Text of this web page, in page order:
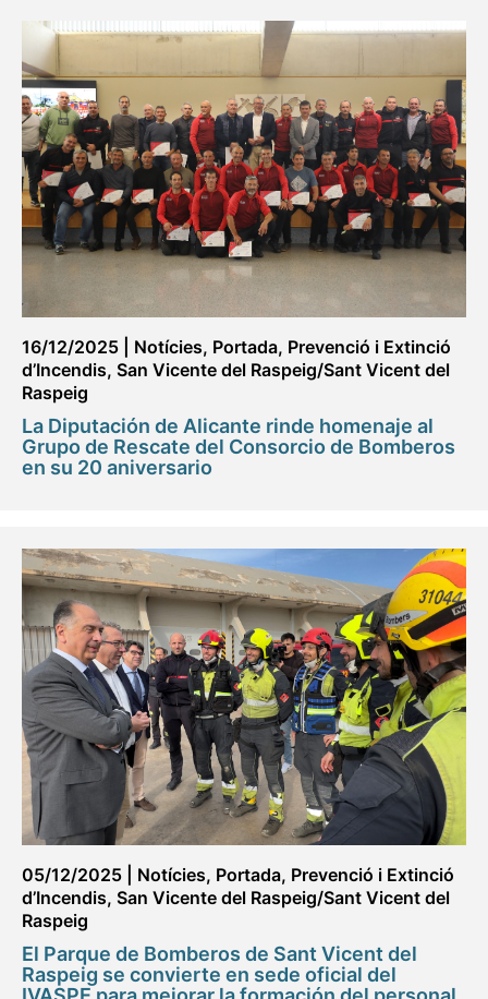
16/12/2025 Notícies, Portada, Prevenció i Extinció
d’Incendis, San Vicente del Raspeig/Sant Vicent del
Raspeig
La Diputación de Alicante rinde homenaje al
Grupo de Rescate del Consorcio de Bomberos
en su 20 aniversario
05/12/2025 Notícies, Portada, Prevenció i Extinció
d’Incendis, San Vicente del Raspeig/Sant Vicent del
Raspeig
El Parque de Bomberos de Sant Vicent del
Raspeig se convierte en sede oficial del